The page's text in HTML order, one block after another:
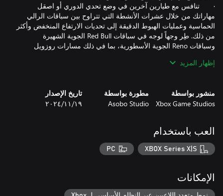
· تنافس مع طيارين آخرين في وضع تحدي الدوري أو اصقل
مهاراتك من خلال عشرات الأنشطة التي تتراوح بين سباقات الرالي
الحماسية وعمليات الهبوط الدقيقة إلى تحديات الارتفاع المنخفض وأكثر
من ذلك. طِر وجهاً لوجه في سباقات Red Bull الجوية الشهيرة
وسباقات Reno الجوية الأسطورية، بما في ذلك مسارات روزويل
· كن مصورًا عالميًا وسافر حول كوكبنا الجميل لالتقاط صور لمناظر
الإبداعي إلى جانب مهاراتك في الطيران بينما تسعى جاهدًا لالتقاط
صلب تتيح محاكاة أي شكل من أشكال الطائرات. تدعم فيزياء الجسم
المرن الأقمشة والحبال والبالونات وأكثر من هذا. تجربة أكثر واقعية
· تشمل أنظمة الطائرات الجديدة عالية الدقة الأنظمة الكهربائية
وأنظمة الهواء المضغوط والوقود والهيدرولوكية وأنظمة الحمولة
إظهار المزيد
منشور بواسطة
Xbox Game Studios
مطورة بواسطة
Asobo Studio
تاريخ الإصدار
١٩‏/١١‏/٢٠٢٤
العب باستخدام
XBOX Series X|S
PC
الإمكانات